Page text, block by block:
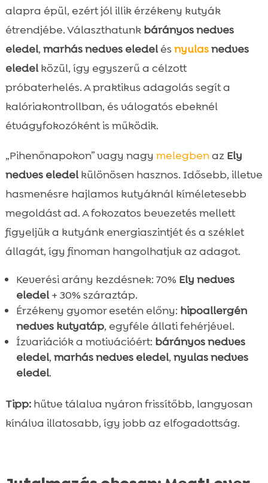
alapra épül, ezért jól illik érzékeny kutyák
étrendjébe. Választhatunk bárányos nedves
eledel, marhás nedves eledelés nyulasnedves
eledelközül, így egyszerű a célzott
próbaterhelés. A praktikus adagolás segít a
kalóriakontrollban, és válogatós ebeknél
étvágyfokozóként is működik.
„Pihenőnapokon” vagy nagy melegbenaz Ely
nedves eledelkülönösen hasznos. Idősebb, illetve
hasmenésre hajlamos kutyáknál kíméletesebb
megoldást ad. A fokozatos bevezetés mellett
figyeljük a kutyánk energiaszintjét és a széklet
állagát, így finoman hangolhatjuk az adagot.
Keverési arány kezdésnek: 70% Ely nedves
eledel+ 30% száraztáp.
Érzékeny gyomor esetén előny: hipoallergén
nedves kutyatáp, egyféle állati fehérjével.
Ízvariációk a motivációért: bárányos nedves
eledel, marhás nedves eledel, nyulas nedves
eledel.
Tipp:hűtve tálalva nyáron frissítőbb, langyosan
kínálva illatosabb, így jobb az elfogadottság.